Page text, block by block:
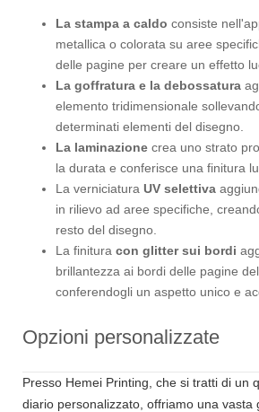
La stampa a caldo consiste
metallica o colorata su aree
delle pagine per creare un effetto
La goffratura e la debossatura
elemento tridimensionale
determinati elementi del disegno.
La laminazionecrea uno strato
la durata e conferisce una finitura
La verniciatura UV selettiva
in rilievo ad aree specifiche,
resto del disegno.
La finitura con glitter sui bordi
brillantezza ai bordi delle pagine
conferendogli un aspetto unico e
Opzioni personalizzate
Presso Hemei Printing, che si tratti di un
diario personalizzato, offriamo una vasta